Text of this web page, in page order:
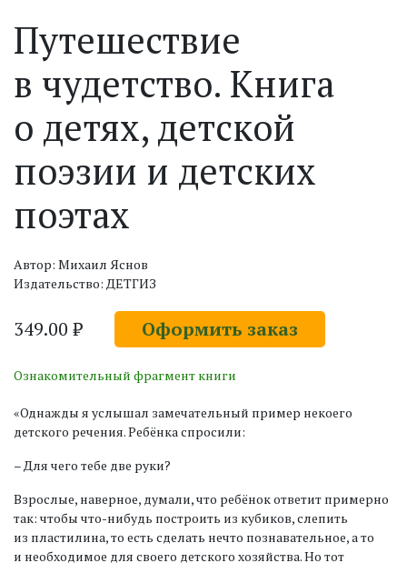
Путешествие
в чудетство. Книга
о детях, детской
поэзии и детских
поэтах
Автор: Михаил Яснов
Издательство: ДЕТГИЗ
349.00 ₽ Оформить заказ
Ознакомительный фрагмент книги
«Однажды я услышал замечательный пример некоего
детского речения. Ребёнка спросили:
– Для чего тебе две руки?
Взрослые, наверное, думали, что ребёнок ответит примерно
так: чтобы что-нибудь построить из кубиков, слепить
из пластилина, то есть сделать нечто познавательное, а то
и необходимое для своего детского хозяйства. Но тот